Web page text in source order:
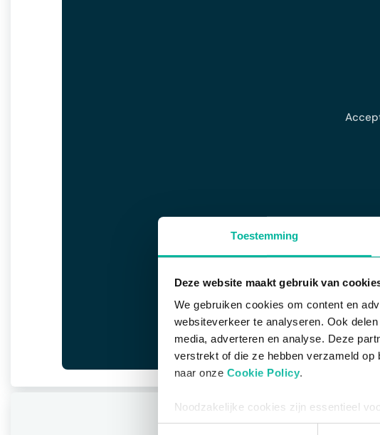
Toestemming
Deze website maakt gebruik van
We gebruiken cookies om content en
websiteverkeer te analyseren. Ook
media, adverteren en analyse. Deze
verstrekt of die ze hebben verzameld
naar onze Cookie Policy.
Noodzakelijke cookies zijn essentieel
bestaat enkel een informatieplicht. U